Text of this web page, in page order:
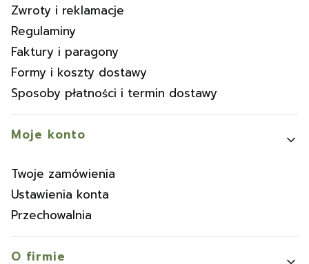
Zwroty i reklamacje
Regulaminy
Faktury i paragony
Formy i koszty dostawy
Sposoby płatności i termin dostawy
Moje konto
Twoje zamówienia
Ustawienia konta
Przechowalnia
O firmie